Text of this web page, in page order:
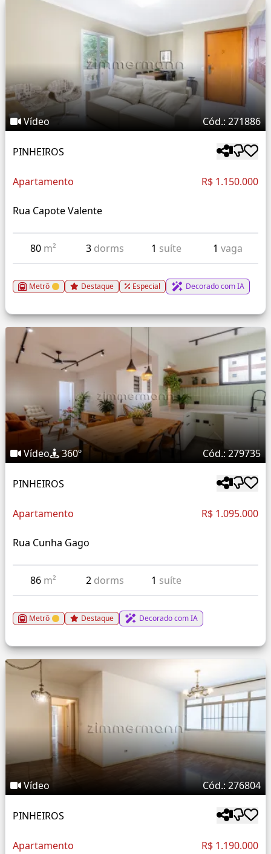
Vídeo Cód.: 271886
PINHEIROS
Apartamento R$ 1.150.000
Rua Capote Valente
80 m² 3 dorms 1 suíte 1 vaga
Metrô Destaque Especial Decorado com IA
Vídeo 360º Cód.: 279735
PINHEIROS
Apartamento R$ 1.095.000
Rua Cunha Gago
86 m² 2 dorms 1 suíte
Metrô Destaque Decorado com IA
Vídeo Cód.: 276804
PINHEIROS
Apartamento R$ 1.190.000